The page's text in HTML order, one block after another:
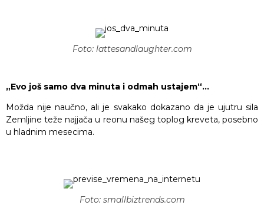
Foto: lattesandlaughter.com
„Evo još samo dva minuta i odmah ustajem“…
Možda nije naučno, ali je svakako dokazano da je ujutru sila
Zemljine teže najjača u reonu našeg toplog kreveta, posebno
u hladnim mesecima.
Foto: smallbiztrends.com